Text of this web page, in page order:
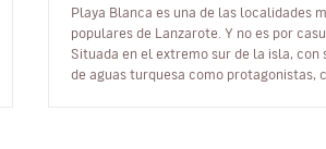
Playa Blanca es una de las localidades
populares de Lanzarote. Y no es por
Situada en el extremo sur de la isla, con
de aguas turquesa como protagonistas,